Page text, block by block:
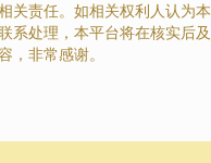
关责任。如相关权利人认为本
系处理，本平台将在核实后及
，非常感谢。